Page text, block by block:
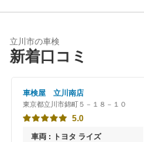
稲城市
青梅市
清瀬市
国立市
小金井市
特典あり
新車初回割りあり
早割りあり
「車検の速太郎」
アップル車検
オートバックス
立川市の車検
新着口コミ
車検屋 立川南店
東京都立川市錦町５－１８－１０
5.0
車両 : トヨタ ライズ